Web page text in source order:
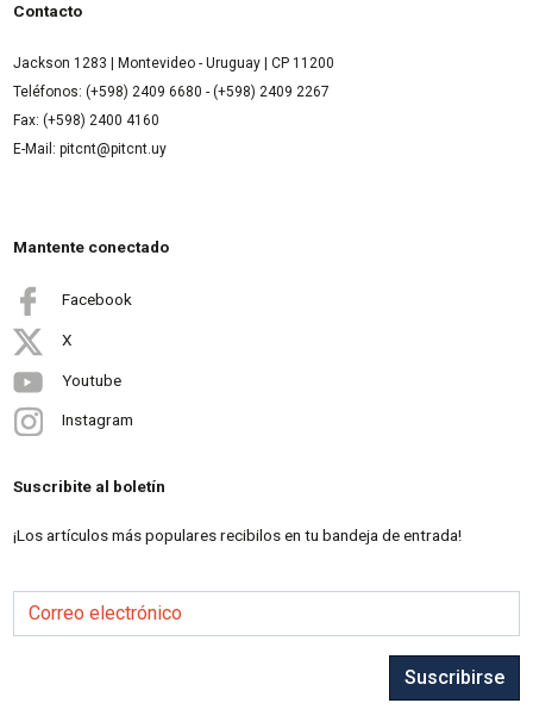
Contacto
Jackson 1283 | Montevideo - Uruguay | CP 11200
Teléfonos: (+598) 2409 6680 - (+598) 2409 2267
Fax: (+598) 2400 4160
E-Mail: pitcnt@pitcnt.uy
Mantente conectado
Facebook
X
Youtube
Instagram
Suscribite al boletín
¡Los artículos más populares recibilos en tu bandeja de entrada!
Correo electrónico
Suscribirse